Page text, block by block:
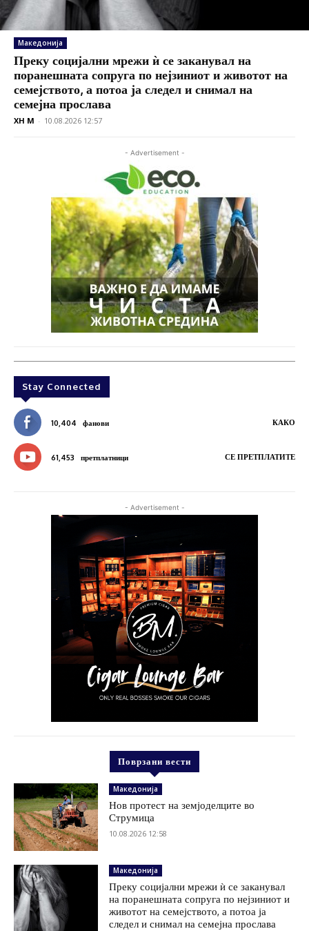
Македонија
Преку социјални мрежи ѝ се заканувал на
поранешната сопруга по нејзиниот и животот на
семејството, а потоа ја следел и снимал на
семејна прослава
XH M - 10.08.2026 12:57
- Advertisement -
Stay Connected
10,404 фанови КАКО
61,453 претплатници СЕ ПРЕТПЛАТИТЕ
- Advertisement -
Поврзани вести
Македонија
Нов протест на земјоделците во
Струмица
10.08.2026 12:58
Македонија
Преку социјални мрежи ѝ се заканувал
на поранешната сопруга по нејзиниот и
животот на семејството, а потоа ја
следел и снимал на семејна прослава